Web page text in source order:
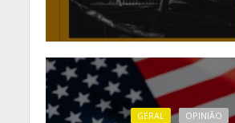
GERAL OPINIÃO